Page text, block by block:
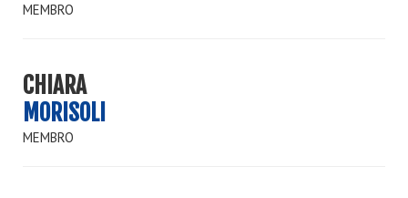
MEMBRO
CHIARA
MORISOLI
MEMBRO